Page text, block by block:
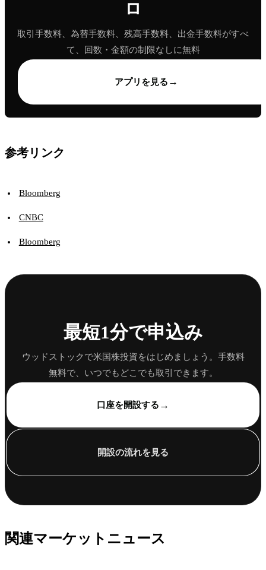
ロ
取引手数料、為替手数料、残高手数料、出金手数料がすべ
て、回数・金額の制限なしに無料
アプリを見る →
参考リンク
Bloomberg
CNBC
Bloomberg
最短1分で申込み
ウッドストックで米国株投資をはじめましょう。手数料
無料で、いつでもどこでも取引できます。
口座を開設する →
開設の流れを見る
関連マーケットニュース